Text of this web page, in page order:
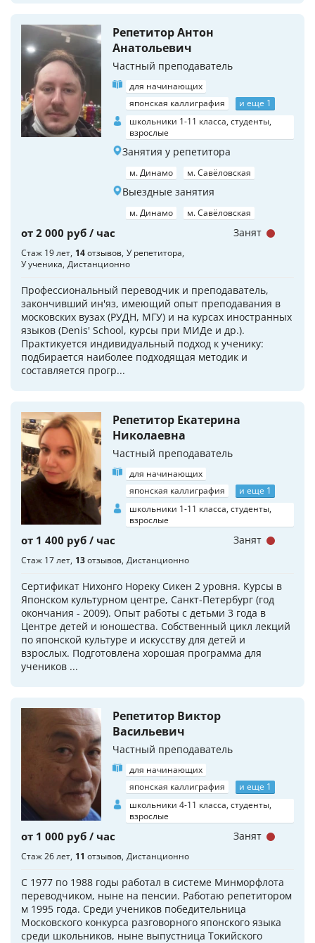
Репетитор Антон
Анатольевич
Частный преподаватель
для начинающих
японская каллиграфия
и еще 1
школьники 1-11 класса, студенты,
взрослые
Занятия у репетитора
м. Динамо м. Савёловская
Выездные занятия
м. Динамо м. Савёловская
от 2 000 руб / час
Стаж 19 лет 14отзывов У репетитора
У ученика Дистанционно
Профессиональный переводчик и преподаватель,
закончивший ин'яз, имеющий опыт преподавания в
московских вузах (РУДН, МГУ) и на курсах иностранных
языков (Denis' School, курсы при МИДе и др.).
Практикуется индивидуальный подход к ученику:
подбирается наиболее подходящая методик и
составляется прогр...
Занят
Репетитор Екатерина
Николаевна
Частный преподаватель
для начинающих
японская каллиграфия
и еще 1
школьники 1-11 класса, студенты,
взрослые
от 1 400 руб / час
Стаж 17 лет 13отзывов Дистанционно
Сертификат Нихонго Нореку Сикен 2 уровня. Курсы в
Японском культурном центре, Санкт-Петербург (год
окончания - 2009). Опыт работы с детьми 3 года в
Центре детей и юношества. Собственный цикл лекций
по японской культуре и искусству для детей и
взрослых. Подготовлена хорошая программа для
учеников ...
Занят
Репетитор Виктор
Васильевич
Частный преподаватель
для начинающих
японская каллиграфия
и еще 1
школьники 4-11 класса, студенты,
взрослые
от 1 000 руб / час
Стаж 26 лет 11 отзывов Дистанционно
С 1977 по 1988 годы работал в системе Минморфлота
переводчиком, ныне на пенсии. Работаю репетитором
м 1995 года. Среди учеников победительница
Московского конкурса разговорного японского языка
среди школьников, ныне выпустница Токийского
Занят